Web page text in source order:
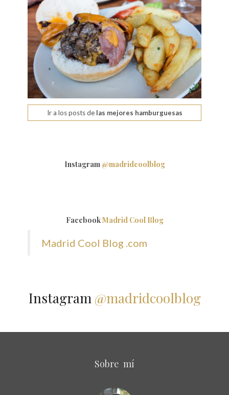
Ir a los posts delas mejores hamburguesas
Instagram @madridcoolblog
FacebookMadrid Cool Blog
Madrid Cool Blog .com
Instagram @madridcoolblog
Sobre mí